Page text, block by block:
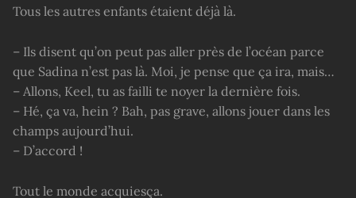
Tous les autres enfants étaient déjà là.
– Ils disent qu’on peut pas aller près de l’océan parce
que Sadina n’est pas là. Moi, je pense que ça ira, mais…
– Allons, Keel, tu as failli te noyer la dernière fois.
– Hé, ça va, hein ? Bah, pas grave, allons jouer dans les
champs aujourd’hui.
– D’accord !
Tout le monde acquiesça.